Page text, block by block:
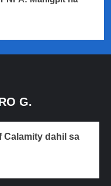
G.
Calamity dahil sa